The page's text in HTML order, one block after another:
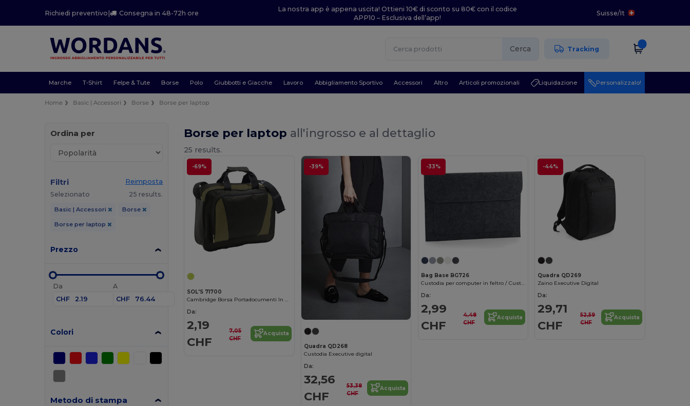
Richiedi preventivo| Consegna in 48-72h ore
La nostra app è appena uscita! Ottieni 10€ di sconto su 80€ con il codice
APP10 – Esclusiva dell’app!
Suisse/It
Cerca Tracking
Marche T-Shirt Felpe & Tute Borse Polo Giubbotti e Giacche Lavoro Abbigliamento Sportivo Accessori Altro Articoli promozionali Liquidazione Personalizzalo!
Home Basic | Accessori Borse Borse per laptop
Ordina per
Filtri
Reimposta
Selezionato
25 results.
Basic | Accessori Borse
Borse per laptop
Prezzo
Da
CHF
A
CHF
Colori
Metodo di stampa
Borse per laptop all'ingrosso e al dettaglio
25 results.
-69%
SOL'S 71700
Cambridge Borsa Portadocumenti In Poliestere 600 D
Da:
2,19
CHF
7,05
CHF
Acquista
-39%
Quadra QD268
Custodia Executive digital
Da:
32,56
CHF
53,38
CHF
Acquista
-33%
Bag Base BG726
Custodia per computer in feltro / Custodia per documenti
Da:
2,99
CHF
4,48
CHF
Acquista
-44%
Quadra QD269
Zaino Executive Digital
Da:
29,71
CHF
52,59
CHF
Acquista